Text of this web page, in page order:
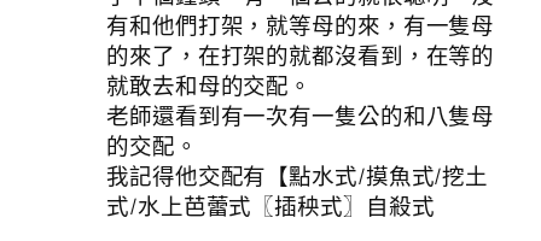
有和他們打架，就等母的來，有一隻母
的來了，在打架的就都沒看到，在等的
就敢去和母的交配。
老師還看到有一次有一隻公的和八隻母
的交配。
我記得他交配有【點水式/摸魚式/挖土
式/水上芭蕾式〖插秧式〗自殺式